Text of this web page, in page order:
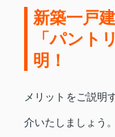
新築一戸
「パント
明！
メリットをご説明
介いたしましょう。